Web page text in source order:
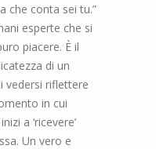
che conta sei tu.”
esperte che si
piacere. È il
di un
vedersi riflettere
in cui
a ‘ricevere’
Un vero e